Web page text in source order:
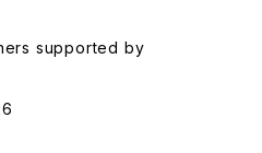
supported by